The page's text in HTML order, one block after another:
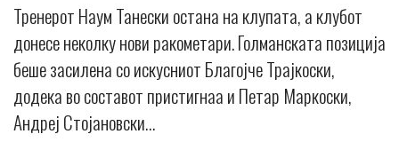
Тренерот Наум Танески остана на клупата, а клубот
донесе неколку нови ракометари. Голманската позиција
беше засилена со искусниот Благојче Трајкоски,
додека во составот пристигнаа и Петар Маркоски,
Андреј Стојановски…